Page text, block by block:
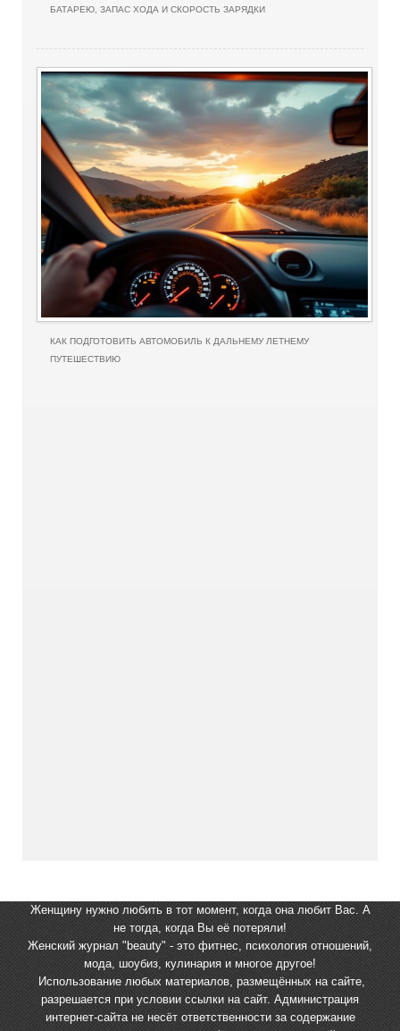
БАТАРЕЮ, ЗАПАС ХОДА И СКОРОСТЬ ЗАРЯДКИ
КАК ПОДГОТОВИТЬ АВТОМОБИЛЬ К ДАЛЬНЕМУ ЛЕТНЕМУ
ПУТЕШЕСТВИЮ
Женщину нужно любить в тот момент, когда она любит Вас. А
не тогда, когда Вы её потеряли!
Женский журнал "beauty" - это фитнес, психология отношений,
мода, шоубиз, кулинария и многое другое!
Использование любых материалов, размещённых на сайте,
разрешается при условии ссылки на сайт. Администрация
интернет-сайта не несёт ответственности за содержание